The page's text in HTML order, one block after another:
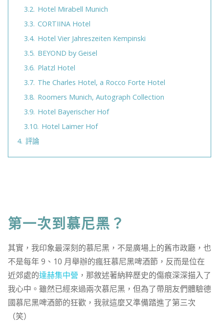
3.2. Hotel Mirabell Munich
3.3. CORTIINA Hotel
3.4. Hotel Vier Jahreszeiten Kempinski
3.5. BEYOND by Geisel
3.6. Platzl Hotel
3.7. The Charles Hotel, a Rocco Forte Hotel
3.8. Roomers Munich, Autograph Collection
3.9. Hotel Bayerischer Hof
3.10. Hotel Laimer Hof
4. 評論
第一次到慕尼黑？
其實，我印象最深刻的慕尼黑，不是廣場上的舊市政廳，也
不是每年 9、10 月舉辦的瘋狂慕尼黑啤酒節，反而是位在
近郊處的達赫集中營 ，那敘述著納粹歷史的傷痕深深描入了
我心中。雖然已經來過兩次慕尼黑，但為了帶朋友們體驗德
國慕尼黑啤酒節的狂歡，我就這麼又準備踏進了第三次
（笑）